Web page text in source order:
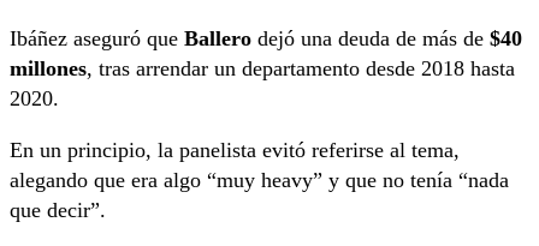
Ibáñez aseguró que Ballero dejó una deuda de más de $40
millones, tras arrendar un departamento desde 2018 hasta
2020.
En un principio, la panelista evitó referirse al tema,
alegando que era algo “muy heavy” y que no tenía “nada
que decir”.